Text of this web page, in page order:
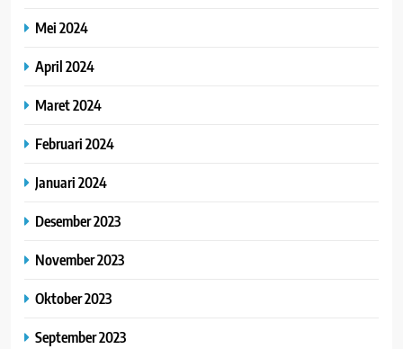
Mei 2024
April 2024
Maret 2024
Februari 2024
Januari 2024
Desember 2023
November 2023
Oktober 2023
September 2023